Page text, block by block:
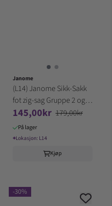
Janome
(L14) Janome Sikk-Sakk
fot zig-sag Gruppe 2 og 3
med Fingerbesky
145,00kr 179,00kr
På lager
⌖Lokasjon: L14
Kjøp
-30%